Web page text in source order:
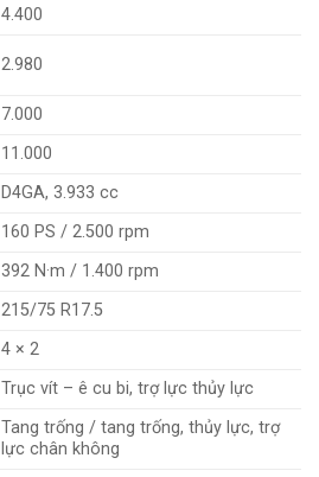
4.400
2.980
7.000
11.000
D4GA, 3.933 cc
160 PS / 2.500 rpm
392 N·m / 1.400 rpm
215/75 R17.5
4 × 2
Trục vít – ê cu bi, trợ lực thủy lực
Tang trống / tang trống, thủy lực, trợ
lực chân không